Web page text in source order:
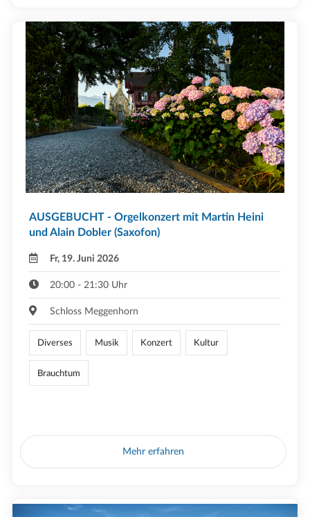
AUSGEBUCHT - Orgelkonzert mit Martin Heini
und Alain Dobler (Saxofon)
Fr, 19. Juni 2026
20:00 - 21:30 Uhr
Schloss Meggenhorn
Diverses Musik Konzert Kultur
Brauchtum
Mehr erfahren